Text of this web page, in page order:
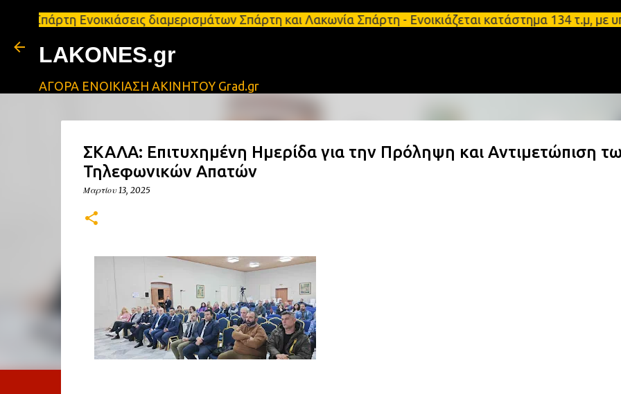
Μετάβαση στο κύριο περιεχόμενο
Ενοικιάσεις διαμερισμάτων Σπάρτη και Λακωνία Σπάρτη - Ενοικιάζεται κατάστημα 134 τ.μ,
LAKONES.gr
ΑΓΟΡΑ ΕΝΟΙΚΙΑΣΗ ΑΚΙΝΗΤΟΥ Grad.gr
ΣΚΑΛΑ: Επιτυχημένη Ημερίδα για την Πρόληψη και Αντιμετώπιση
Τηλεφωνικών Απατών
Μαρτίου 13, 2025